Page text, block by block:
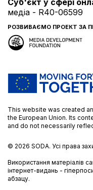
Cуб'єкт у сфері
медіа - R40-06599
РОЗВИВАЄМО ПРОЕКТ ЗА
This website was created
the European Union. Its
and do not necessarily
© 2026 SODA. Усі права
Використання матеріалів
інтернет-видань -
абзацу.